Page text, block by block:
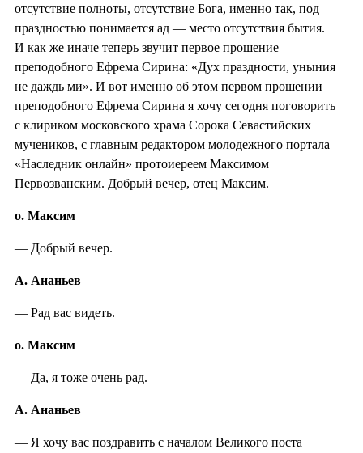
отсутствие полноты, отсутствие Бога, именно так, под
праздностью понимается ад — место отсутствия бытия.
И как же иначе теперь звучит первое прошение
преподобного Ефрема Сирина: «Дух праздности, уныния
не даждь ми». И вот именно об этом первом прошении
преподобного Ефрема Сирина я хочу сегодня поговорить
с клириком московского храма Сорока Севастийских
мучеников, с главным редактором молодежного портала
«Наследник онлайн» протоиереем Максимом
Первозванским. Добрый вечер, отец Максим.
о. Максим
— Добрый вечер.
А. Ананьев
— Рад вас видеть.
о. Максим
— Да, я тоже очень рад.
А. Ананьев
— Я хочу вас поздравить с началом Великого поста